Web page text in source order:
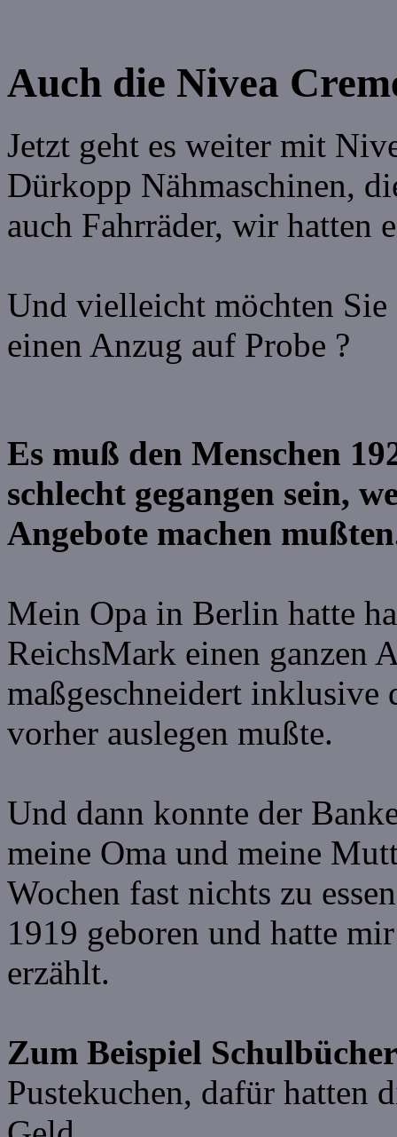
Auch die Nivea
Jetzt geht es weiter mit
Dürkopp Nähmaschinen,
auch Fahrräder, wir hatten
Und vielleicht möchten
einen Anzug auf Probe ?
Es muß den Menschen
schlecht gegangen sein,
Angebote machen
Mein Opa in Berlin hatte
ReichsMark einen ganzen
maßgeschneidert inklusive
vorher auslegen mußte.
Und dann konnte der
meine Oma und meine
Wochen fast nichts zu
1919 geboren und hatte
erzählt.
Zum Beispiel
Pustekuchen, dafür hatten